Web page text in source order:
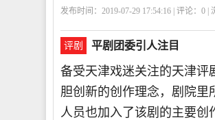
发布时间：2019-07-29 17:54:16 | 评论： 0 |
评剧 平剧团委引人注目
备受天津戏迷关注的天津评
胆创新的创作理念，剧院
人员也加入了该剧的主要创